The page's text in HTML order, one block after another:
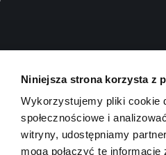
Niniejsza strona korzysta z
Wykorzystujemy pliki cookie
społecznościowe i
witryny, udostępniamy
mogą połączyć te